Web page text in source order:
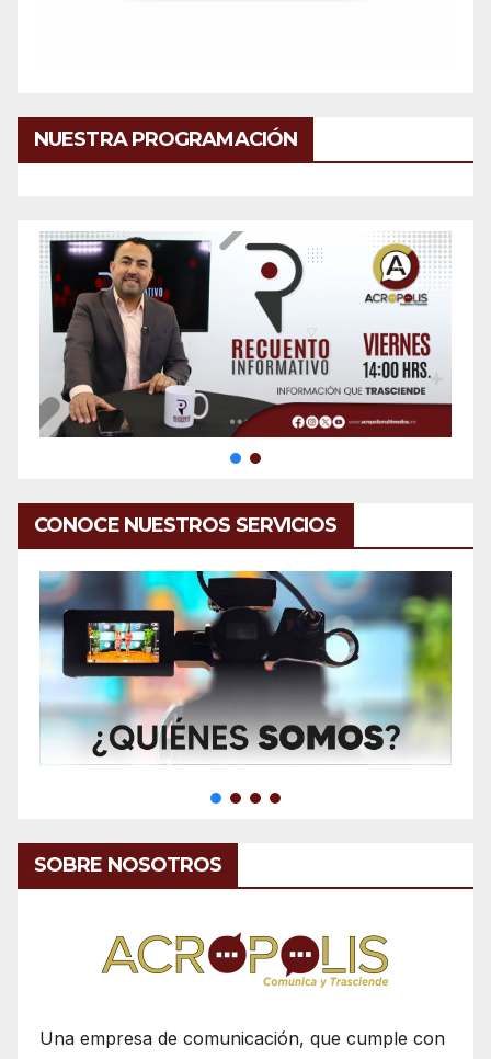
NUESTRA PROGRAMACIÓN
CONOCE NUESTROS SERVICIOS
SOBRE NOSOTROS
Una empresa de comunicación, que cumple con